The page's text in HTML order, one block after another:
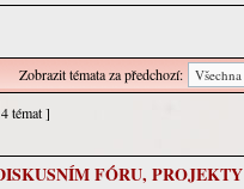
Zobrazit témata za předchozí:
témat ]
FÓRU, PROJEKTY